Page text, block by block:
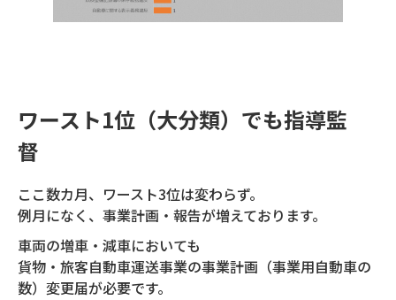
ワースト1位（大分類）でも指導監
督
ここ数カ月、ワースト3位は変わらず。
例月になく、事業計画・報告が増えております。
車両の増車・減車においても
貨物・旅客自動車運送事業の事業計画（事業用自動車の
数）変更届が必要です。